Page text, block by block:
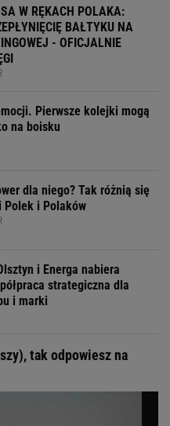
W RĘKACH POLAKA:
BAŁTYKU NA
- OFICJALNIE
Pierwsze kolejki mogą
na boisku
dla niego? Tak różnią się
Polek i Polaków
i Energa nabiera
strategiczna dla
i marki
tak odpowiesz na